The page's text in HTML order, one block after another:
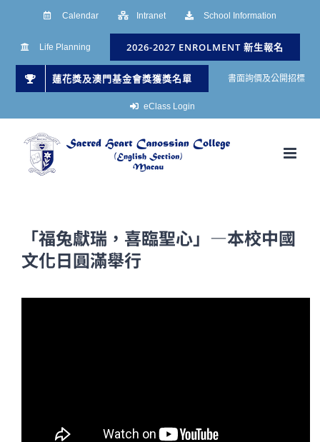
Calendar Intranet School Information
Life Planning 2026-2027 ENROLMENT 新生報名
蓮花獎及澳門基金會獎獲獎名單 書面詢價及公開招標
eClass Login
「福兔獻瑞，喜臨聖心」—本校中國
文化日圓滿舉行